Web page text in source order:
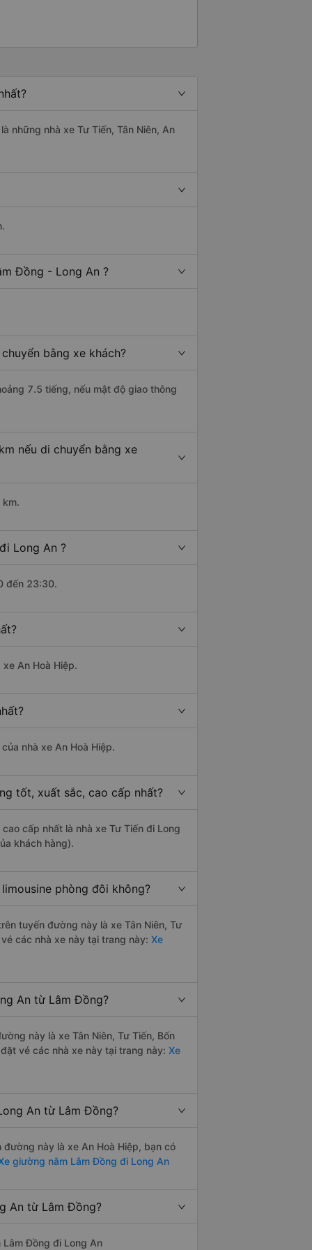
những nhà xe Tư Tiến, Tân Niên, An
Đồng - Long An ?
bằng xe khách?
7.5 tiếng, nếu mật độ giao thông
nếu di chuyển bằng xe
Long An ?
đến 23:30.
An Hoà Hiệp.
nhà xe An Hoà Hiệp.
tốt, xuất sắc, cao cấp nhất?
cấp nhất là nhà xe Tư Tiến đi Long
khách hàng).
phòng đôi không?
tuyến đường này là xe Tân Niên, Tư
các nhà xe này tại trang này: Xe
An từ Lâm Đồng?
này là xe Tân Niên, Tư Tiến, Bốn
vé các nhà xe này tại trang này: Xe
An từ Lâm Đồng?
này là xe An Hoà Hiệp, bạn có
giường nằm Lâm Đồng đi Long An
An từ Lâm Đồng?
Lâm Đồng đi Long An